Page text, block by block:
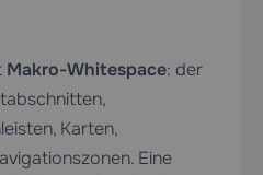
Makro-Whitespace: der
Karten,
Eine